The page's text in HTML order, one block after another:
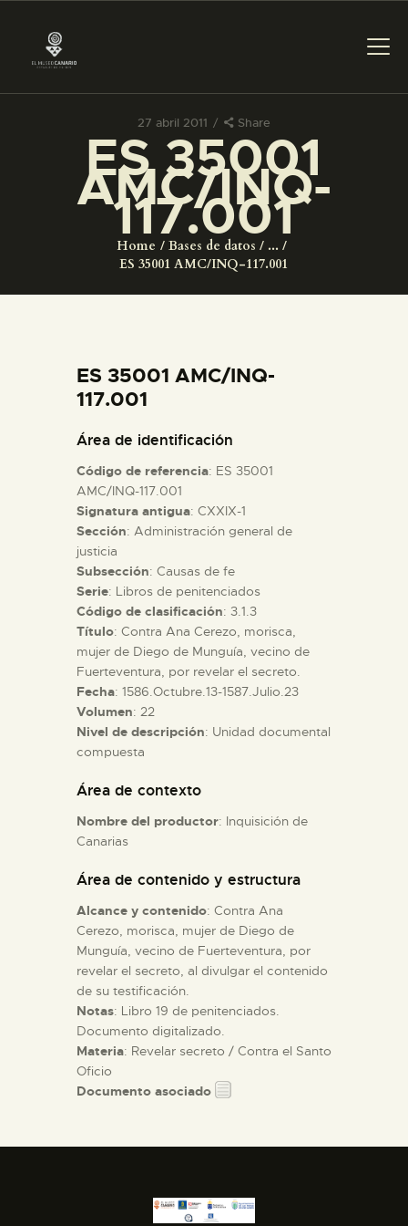
27 abril 2011 Share
ES 35001
AMC/INQ-
117.001
Home Bases de datos
...
ES 35001 AMC/INQ-117.001
PREPARAR LA VISITA
ACTIVIDADES
COLECCIONES
ESPAÑOL
PREPARAR LA VISITA
ACTIVIDADES
█
EL MUSEO
COLECCIONES
ES 35001 AMC/INQ-
117.001
Área de identificación
Código de referencia: ES 35001
AMC/INQ-117.001
Signatura antigua: CXXIX-1
Sección: Administración general de
justicia
Subsección: Causas de fe
Serie: Libros de penitenciados
Código de clasificación: 3.1.3
Título: Contra Ana Cerezo, morisca,
mujer de Diego de Munguía, vecino de
Fuerteventura, por revelar el secreto.
Fecha: 1586.Octubre.13-1587.Julio.23
Volumen: 22
Nivel de descripción: Unidad documental
compuesta
Área de contexto
Nombre del productor: Inquisición de
Canarias
Área de contenido y estructura
Alcance y contenido: Contra Ana
Cerezo, morisca, mujer de Diego de
Munguía, vecino de Fuerteventura, por
revelar el secreto, al divulgar el contenido
de su testificación.
Notas: Libro 19 de penitenciados.
Documento digitalizado.
Materia: Revelar secreto / Contra el Santo
Oficio
Documento asociado